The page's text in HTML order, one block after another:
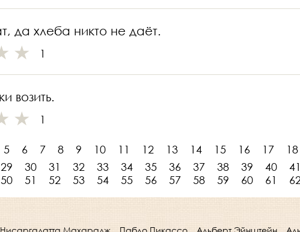
да хлеба никто не даёт.
1
возить.
1
5 6 7 8 9 10 11 12 13 14 15 16 17 18
29 30 31 32 33 34 35 36 37 38 39 40 41
50 51 52 53 54 55 56 57 58 59 60 61